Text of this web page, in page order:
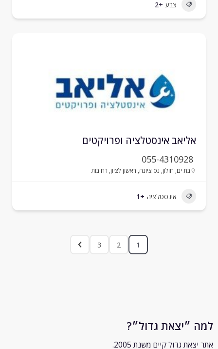
גדול״?
גדול קיים משנת 2005.
צבע +2
אינסטלציה ופרויקטים
055-4310928
חולון, נס ציונה, ראשון לציון,רחובות
אינסטלציה +1